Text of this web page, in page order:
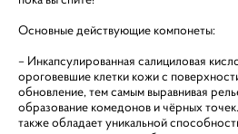
Основные действующие компонеты:
– Инкапсулированная салициловая
ороговевшие клетки кожи с
обновление, тем самым выравнивая
образование комедонов и чёрных
также обладает уникальной